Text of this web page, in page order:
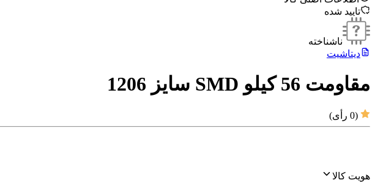
تایید شده
ناشناخته
دیتاشیت
مقاومت 56 کیلو SMD سایز 1206
(
0 رأی)
هویت کالا